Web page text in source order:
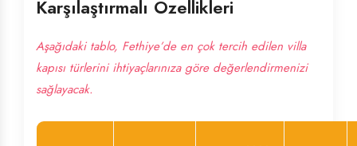
Karşılaştırmalı Özellikleri
Aşağıdaki tablo, Fethiye’de en çok tercih edilen villa
kapısı türlerini ihtiyaçlarınıza göre değerlendirmenizi
sağlayacak.